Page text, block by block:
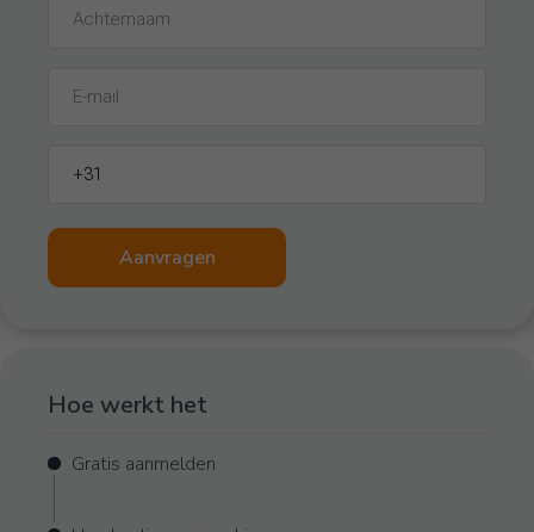
Mail
Aanvragen
Hoe werkt het
Gratis aanmelden